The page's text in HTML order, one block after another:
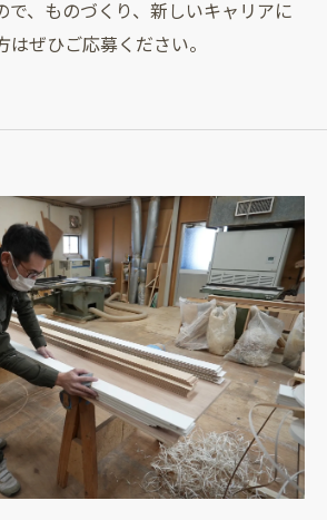
で、ものづくり、新しいキャリアに
ぜひご応募ください。